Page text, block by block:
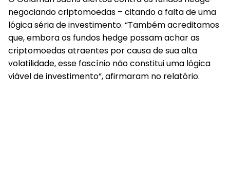
negociando criptomoedas – citando a falta de uma
lógica séria de investimento. “Também acreditamos
que, embora os fundos hedge possam achar as
criptomoedas atraentes por causa de sua alta
volatilidade, esse fascínio não constitui uma lógica
viável de investimento”, afirmaram no relatório.